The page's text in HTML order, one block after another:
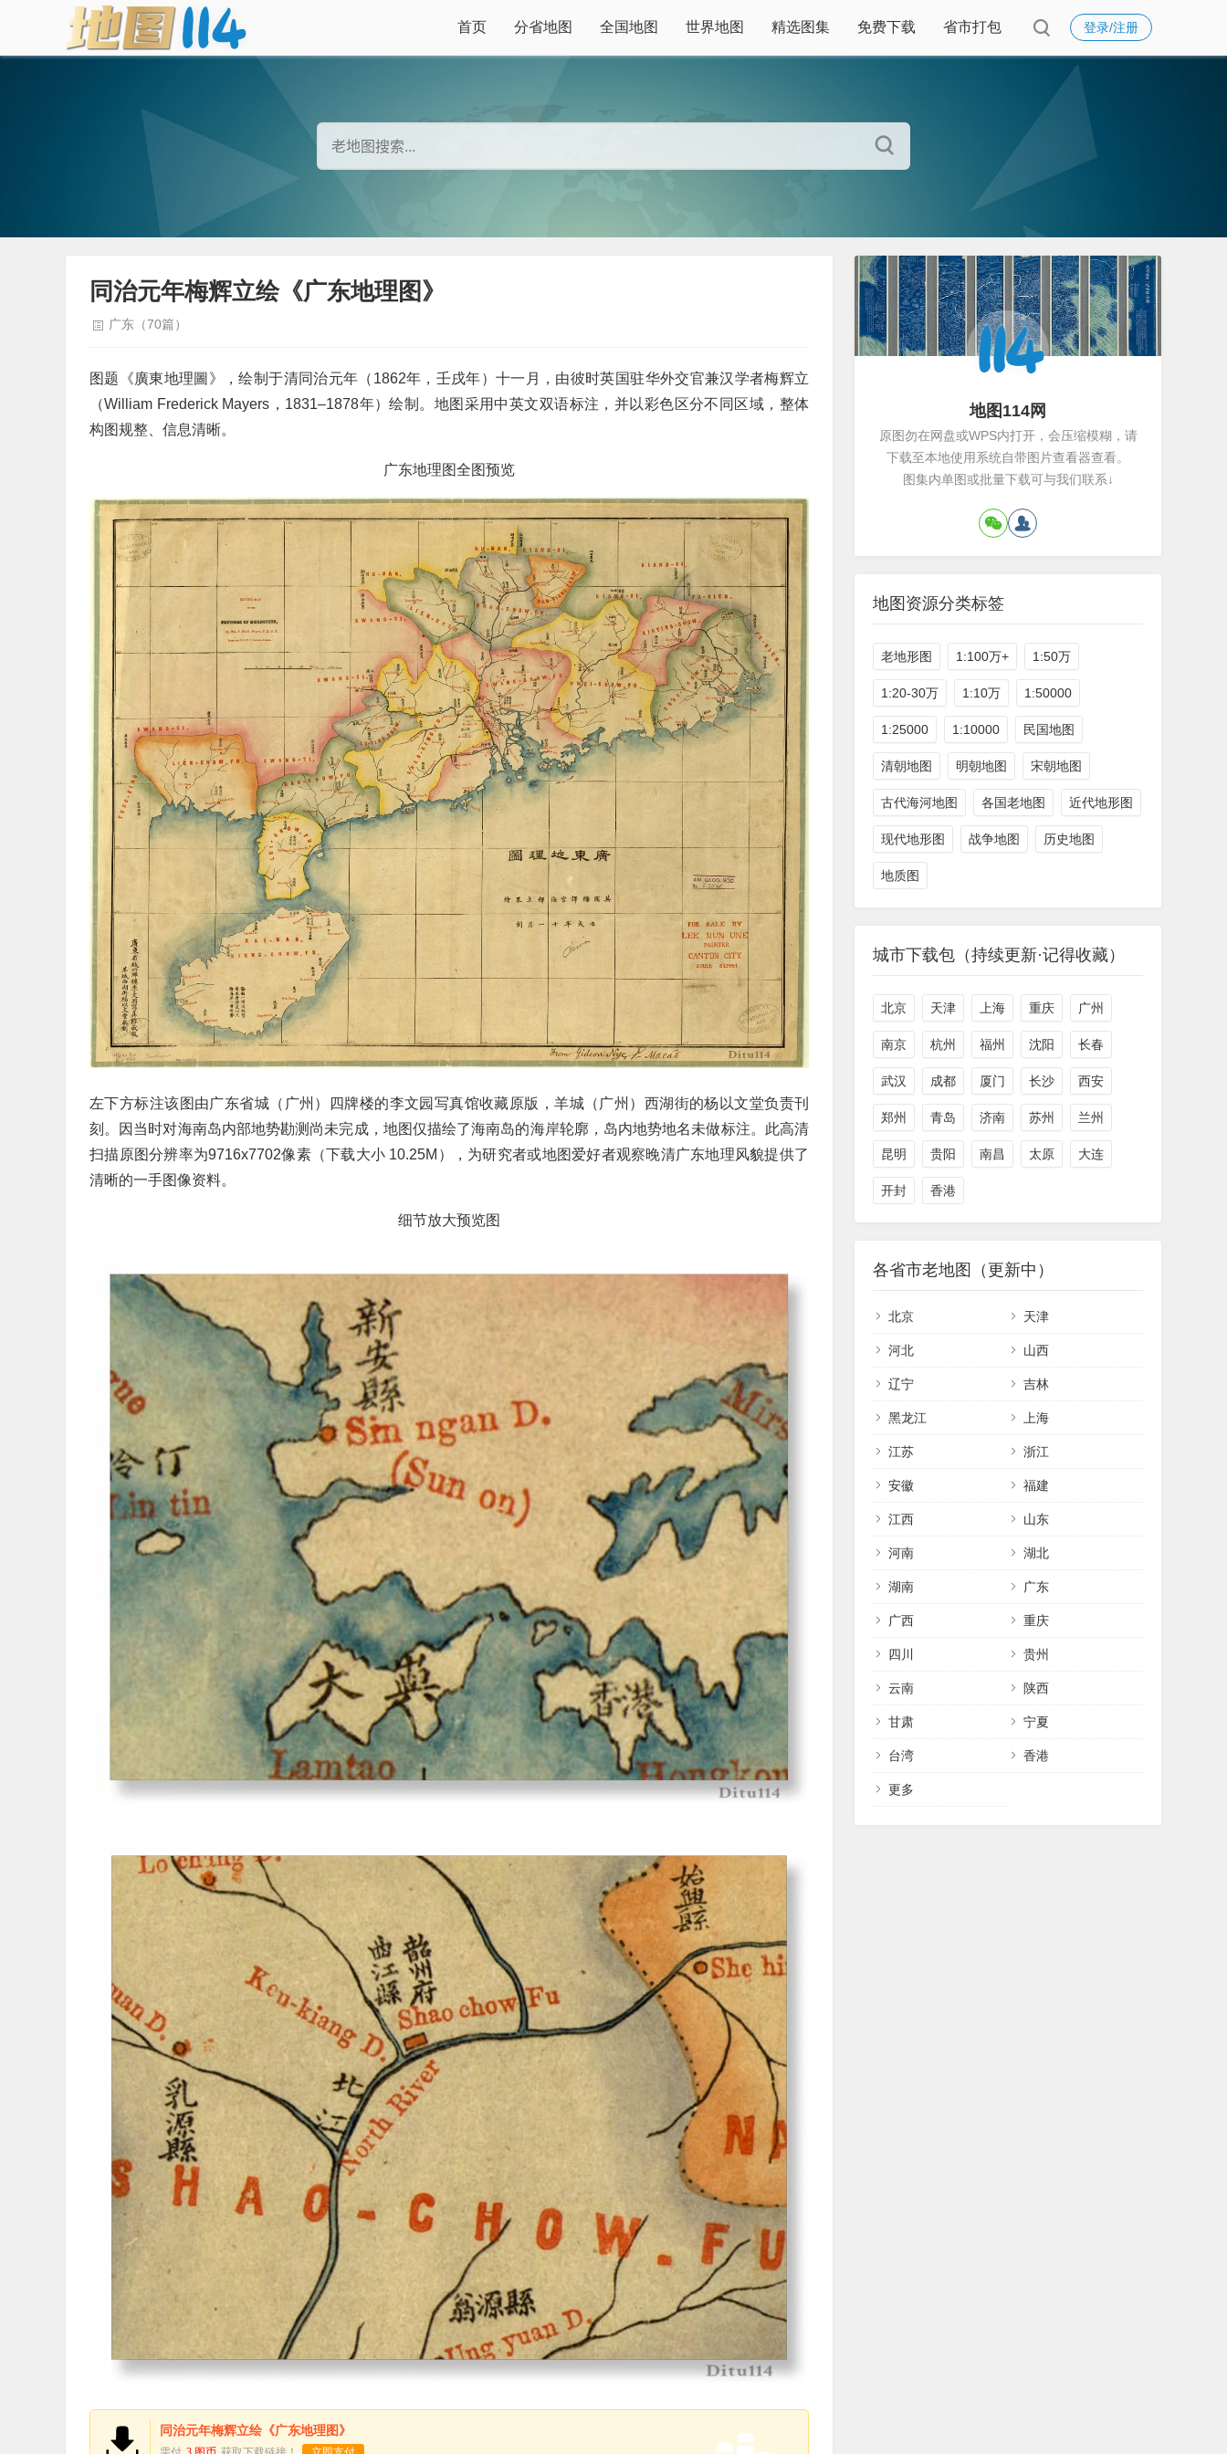
登录/注册
首页 分省地图 全国地图 世界地图 精选图集 免费下载 省市打包
同治元年梅辉立绘《广东地理图》
广东（70篇）
图题《廣東地理圖》，绘制于清同治元年（1862年，壬戌年）十一月，由彼时英国驻华外交官兼汉学者梅辉立
（William Frederick Mayers，1831–1878年）绘制。地图采用中英文双语标注，并以彩色区分不同区域，整体
构图规整、信息清晰。
广东地理图全图预览
左下方标注该图由广东省城（广州）四牌楼的李文园写真馆收藏原版，羊城（广州）西湖街的杨以文堂负责刊
刻。因当时对海南岛内部地势勘测尚未完成，地图仅描绘了海南岛的海岸轮廓，岛内地势地名未做标注。此高清
扫描原图分辨率为9716x7702像素（下载大小 10.25M），为研究者或地图爱好者观察晚清广东地理风貌提供了
清晰的一手图像资料。
细节放大预览图
同治元年梅辉立绘《广东地理图》
地图114网
原图勿在网盘或WPS内打开，会压缩模糊，请
下载至本地使用系统自带图片查看器查看。
图集内单图或批量下载可与我们联系↓
地图资源分类标签
老地形图 1:100万+ 1:50万
1:20-30万 1:10万 1:50000
1:25000 1:10000 民国地图
清朝地图 明朝地图 宋朝地图
古代海河地图 各国老地图 近代地形图
现代地形图 战争地图 历史地图
地质图
城市下载包（持续更新·记得收藏）
北京 天津 上海 重庆 广州
南京 杭州 福州 沈阳 长春
武汉 成都 厦门 长沙 西安
郑州 青岛 济南 苏州 兰州
昆明 贵阳 南昌 太原 大连
开封 香港
各省市老地图（更新中）
北京 天津
河北 山西
辽宁 吉林
黑龙江 上海
江苏 浙江
安徽 福建
江西 山东
河南 湖北
湖南 广东
广西 重庆
四川 贵州
云南 陕西
甘肃 宁夏
台湾 香港
更多